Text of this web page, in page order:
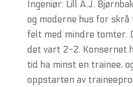
Ingeniør: Lill A.J.
og moderne hus for
felt med mindre tomter.
det vart 2-2. Konsernet
tid ha minst en trainee,
oppstarten av